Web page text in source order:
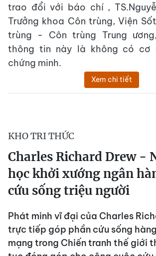
trao đổi với báo chí ,
Trưởng khoa Côn trùng, Viện
trùng - Côn trùng Trung
thông tin này là không có cơ
chứng minh.
Xem chi tiết
KHO TRI THỨC
Charles Richard Drew -
học khởi xướng ngân
cứu sống triệu người
Phát minh vĩ đại của Charles
trực tiếp góp phần cứu sống
mạng trong Chiến tranh thế giới